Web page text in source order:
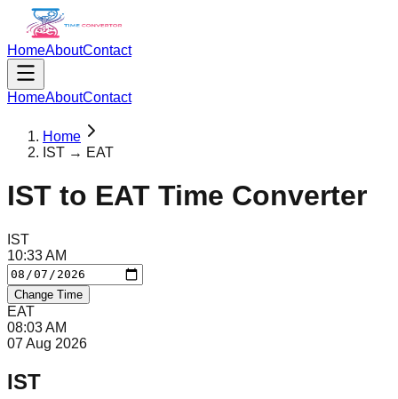
HomeAboutContact
HomeAboutContact
Home
IST → EAT
IST to EAT Time Converter
IST
10:33AM
Change Time
EAT
08:03AM
07 Aug 2026
IST